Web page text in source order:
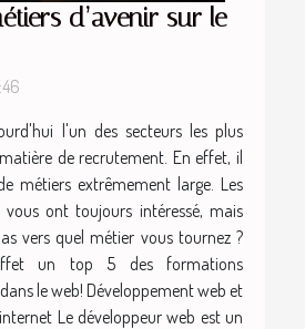
d’avenir sur le
l'un des secteurs les plus
de recrutement. En effet, il
métiers extrêmement large. Les
ont toujours intéressé, mais
vers quel métier vous tournez ?
un top 5 des formations
le web! Développement web et
Le développeur web est un